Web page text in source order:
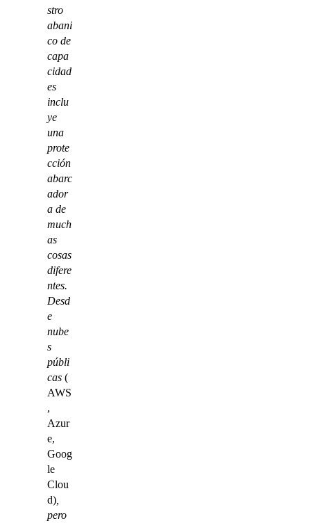
stro
abani
co de
capa
cidad
es
inclu
ye
una
prote
cción
abarc
ador
a de
much
as
cosas
difere
ntes.
Desd
e
nube
s
públi
cas (
AWS
,
Azur
e,
Goog
le
Clou
d)
pero